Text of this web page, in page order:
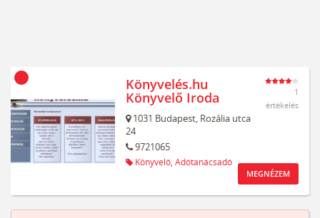
Könyvelés.hu
Könyvelő Iroda
1031 Budapest, Rozália utca
24
9721065
Könyvelő, Adótanácsadó
1
értékelés
MEGNÉZEM